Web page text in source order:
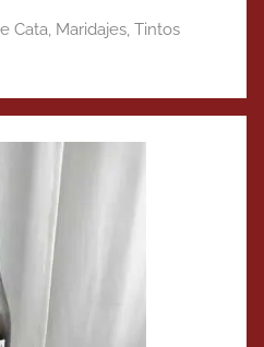
Cata, Maridajes, Tintos